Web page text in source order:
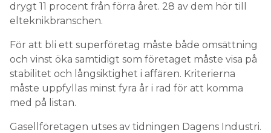
drygt 11 procent från förra året. 28 av dem hör till
elteknikbranschen.
För att bli ett superföretag måste både omsättning
och vinst öka samtidigt som företaget måste visa på
stabilitet och långsiktighet i affären. Kriterierna
måste uppfyllas minst fyra år i rad för att komma
med på listan.
Gasellföretagen utses av tidningen Dagens Industri.